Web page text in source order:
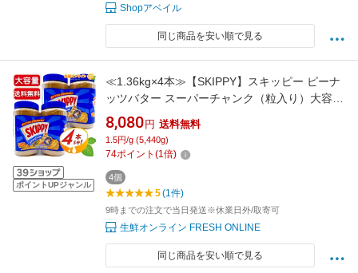
Shopアベイル
同じ商品を安い順で見る
ポイントUPジャンル
≪1.36kg×4本≫【SKIPPY】スキッピー ピーナ
ッツバター スーパーチャンク（粒入り）大容
量！ビッグサイズ クランキー クランチ チャン
キー ピーナツ ピーナッツ ジャム お徳用
SUPER CHUNK Peanut Butter EXTRA
送料無料★
8,080 円 送料無料
1.5円/g (5,440g)
74ポイント (1倍)
4個
5(1件)
9時までの注文で当日発送※休業日外/取寄可
生鮮オンライン FRESH ONLINE
同じ商品を安い順で見る